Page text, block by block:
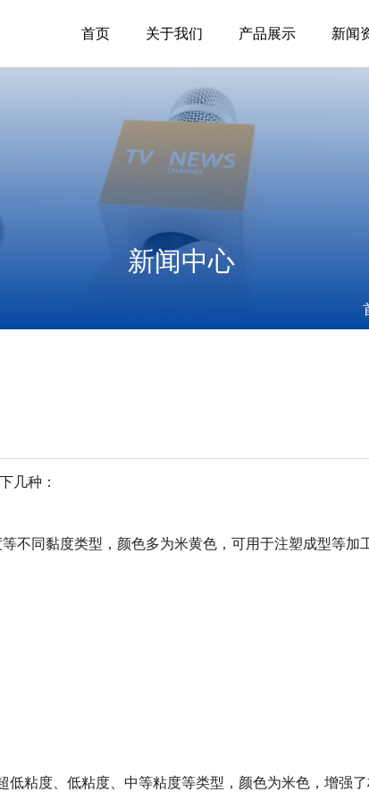
首页 关于我们 产品展示 新闻
新闻中心
几种：
不同黏度类型，颜色多为米黄色，可用于注塑成型等加
低粘度、低粘度、中等粘度等类型，颜色为米色，增强